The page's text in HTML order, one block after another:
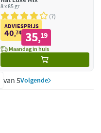
8 x 85 gr
7
ADVIESPRIJS
40,74 35,19
Maandag in huis
van 5Volgende